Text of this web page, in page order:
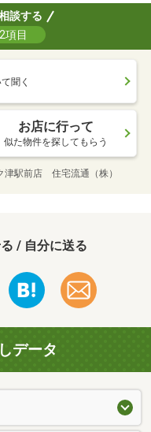
談する
項目
聞く
お店に行って
似た物件を探してもらう
津駅前店 住宅流通（株）
/ 自分に送る
データ